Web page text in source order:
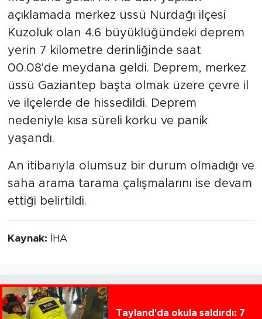
açıklamada merkez üssü Nurdağı ilçesi
Kuzoluk olan 4.6 büyüklüğündeki deprem
yerin 7 kilometre derinliğinde saat
00.08'de meydana geldi. Deprem, merkez
üssü Gaziantep başta olmak üzere çevre il
ve ilçelerde de hissedildi. Deprem
nedeniyle kısa süreli korku ve panik
yaşandı.
An itibarıyla olumsuz bir durum olmadığı ve
saha arama tarama çalışmalarını ise devam
ettiği belirtildi.
Kaynak: İHA
Tayland'da okula saldırdı: 7